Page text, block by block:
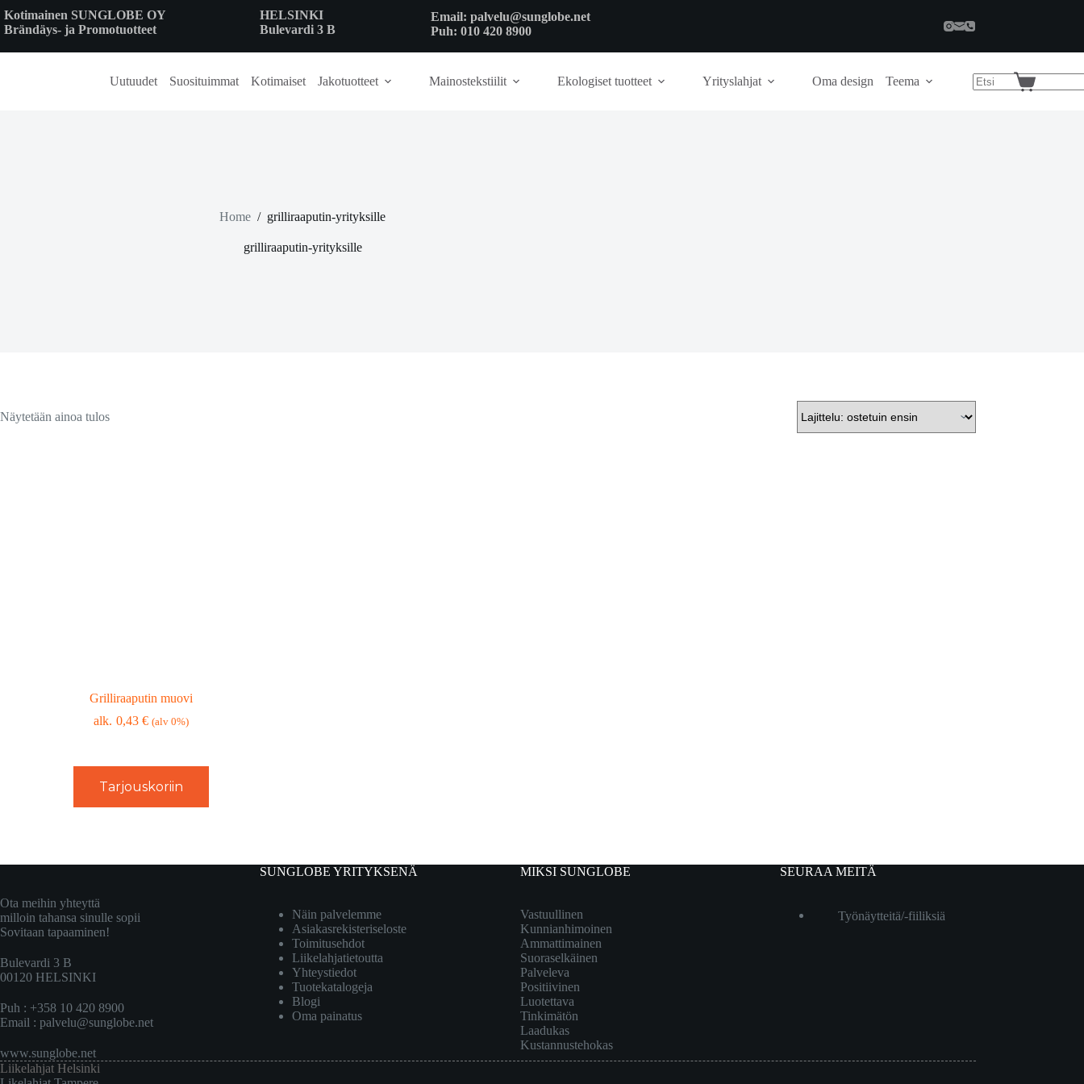
to
content
Kotimainen SUNGLOBE OY
Brändäys- ja Promotuotteet
HELSINKI
Bulevardi 3 B
Email: palvelu@sunglobe.net
Puh: 010 420 8900
Uutuudet Suosituimmat Kotimaiset Jakotuotteet Mainostekstiilit Ekologiset tuotteet Yrityslahjat Oma design Teema
Shopping
Home / grilliraaputin-yrityksille
grilliraaputin-yrityksille
Näytetään ainoa tulos
Grilliraaputin muovi
0,43 € (alv 0%)
Tarjouskoriin
Ota meihin yhteyttä
milloin tahansa sinulle sopii
Sovitaan tapaaminen!
Bulevardi 3 B
00120 HELSINKI
Puh : +358 10 420 8900
Email : palvelu@sunglobe.net
www.sunglobe.net
SUNGLOBE YRITYKSENÄ
Näin palvelemme
Asiakasrekisteriseloste
Toimitusehdot
Liikelahjatietoutta
Yhteystiedot
Tuotekatalogeja
Blogi
Oma painatus
MIKSI SUNGLOBE
Vastuullinen
Kunnianhimoinen
Ammattimainen
Suoraselkäinen
Palveleva
Positiivinen
Luotettava
Tinkimätön
Laadukas
Kustannustehokas
SEURAA MEITÄ
Työnäytteitä/-fiiliksiä
Liikelahjat Helsinki